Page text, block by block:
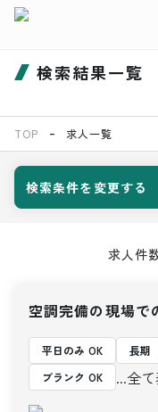
検索結果一覧
TOP 求人一覧
検索条件を変更する
求人件
空調完備の現場で
平日のみ OK 長期
ブランク OK
...全